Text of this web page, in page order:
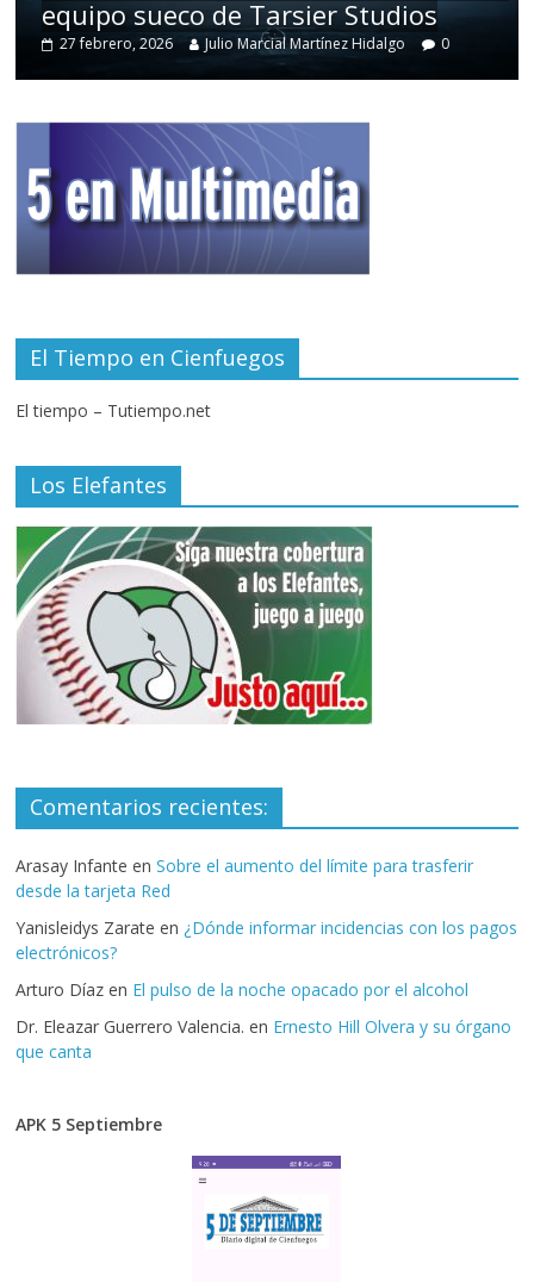
equipo sueco de Tarsier Studios
27 febrero, 2026 Julio Marcial Martínez Hidalgo 0
El Tiempo en Cienfuegos
El tiempo – Tutiempo.net
Los Elefantes
Comentarios recientes:
Arasay Infante enSobre el aumento del límite para trasferir
desde la tarjeta Red
Yanisleidys Zarate en ¿Dónde informar incidencias con los pagos
electrónicos?
Arturo Díaz en El pulso de la noche opacado por el alcohol
Dr. Eleazar Guerrero Valencia. en Ernesto Hill Olvera y su órgano
que canta
APK 5 Septiembre